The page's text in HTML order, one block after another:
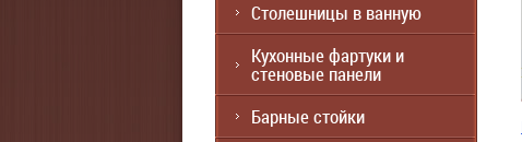
Столешницы в ванную
Кухонные фартуки и
стеновые панели
Барные стойки